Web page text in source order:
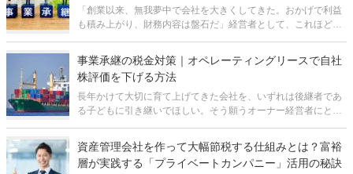
「創業以来、無我夢中で会社を大きくしてきた。おかげで利益
も積み上がり、財務内容は盤石だ」経営者として、これほど誇
に追い込む「凶器」となり得ること
事業承継の税金対策｜オペレーティングリースで自社
株評価を下げる方法
長年かけて大切に育て上げてきた会社を、いずれは後継者であ
る子どもに引き継いでほしい。そう願うオーナー経営者にとっ
るほど、会社の価値、すな
資産管理会社を作って大幅節税する仕組みとは？富裕
層が実践する「プライベートカンパニー」活用の秘訣